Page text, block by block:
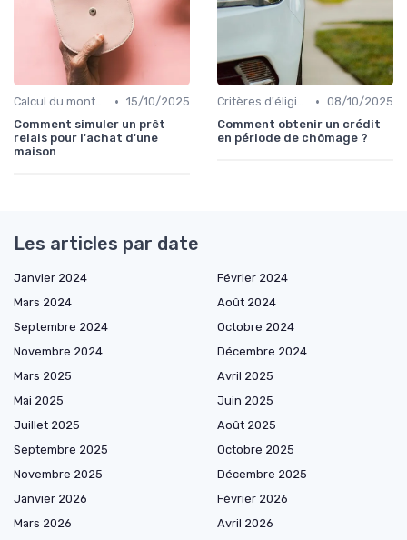
Calcul du montant du prêt • 15/10/2025
Comment simuler un prêt
relais pour l'achat d'une
maison
Critères d'éligibilité • 08/10/2025
Comment obtenir un crédit
en période de chômage ?
Les articles par date
Janvier 2024
Février 2024
Mars 2024
Août 2024
Septembre 2024
Octobre 2024
Novembre 2024
Décembre 2024
Mars 2025
Avril 2025
Mai 2025
Juin 2025
Juillet 2025
Août 2025
Septembre 2025
Octobre 2025
Novembre 2025
Décembre 2025
Janvier 2026
Février 2026
Mars 2026
Avril 2026